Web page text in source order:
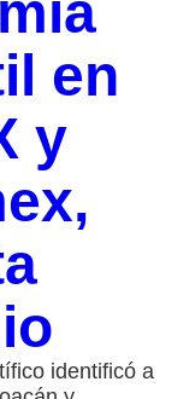
en
y
identificó a